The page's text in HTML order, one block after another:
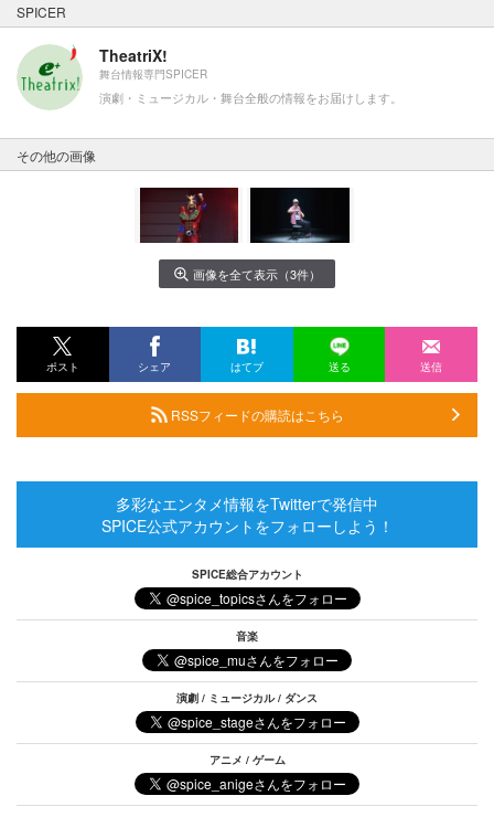
SPICER
TheatriX!
舞台情報専門SPICER
演劇・ミュージカル・舞台全般の情報をお届けします。
その他の画像
画像を全て表示（3件）
ポスト シェア はてブ 送る 送信
RSSフィードの購読はこちら
多彩なエンタメ情報をTwitterで発信中
SPICE公式アカウントをフォローしよう！
SPICE総合アカウント
音楽
演劇 / ミュージカル / ダンス
アニメ / ゲーム